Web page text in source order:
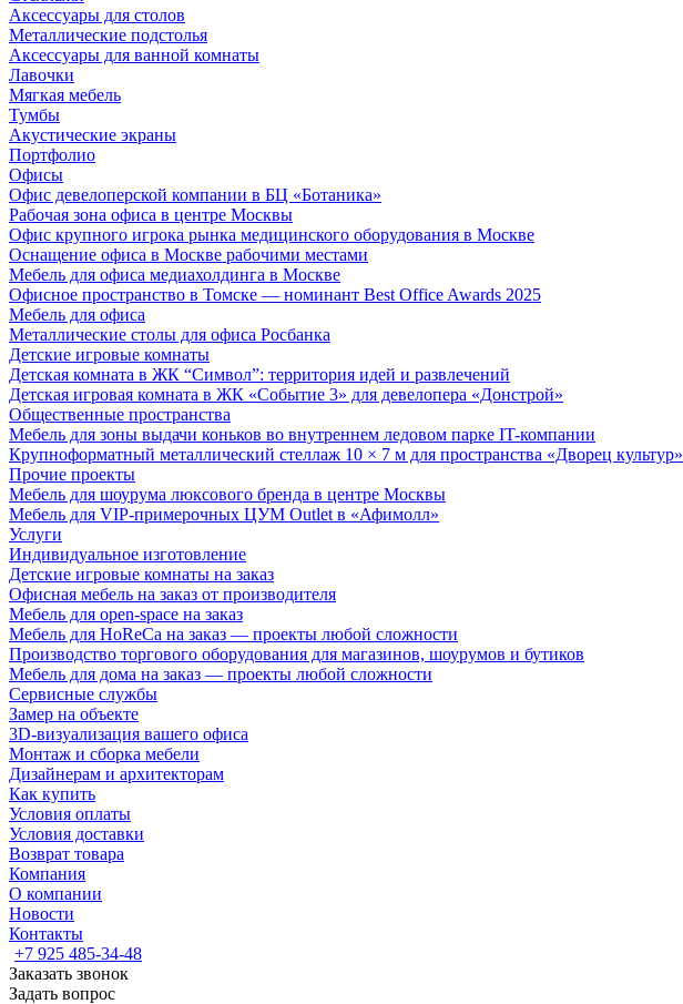
Аксессуары для столов
Металлические подстолья
Аксессуары для ванной комнаты
Лавочки
Мягкая мебель
Тумбы
Акустические экраны
Портфолио
Офисы
Офис девелоперской компании в БЦ «Ботаника»
Рабочая зона офиса в центре Москвы
Офис крупного игрока рынка медицинского оборудования в Москве
Оснащение офиса в Москве рабочими местами
Мебель для офиса медиахолдинга в Москве
Офисное пространство в Томске — номинант Best Office Awards 2025
Мебель для офиса
Металлические столы для офиса Росбанка
Детские игровые комнаты
Детская комната в ЖК “Символ”: территория идей и развлечений
Детская игровая комната в ЖК «Событие 3» для девелопера «Донстрой»
Общественные пространства
Мебель для зоны выдачи коньков во внутреннем ледовом парке IT-компании
Крупноформатный металлический стеллаж 10 × 7 м для пространства «Дворец культур»
Прочие проекты
Мебель для шоурума люксового бренда в центре Москвы
Мебель для VIP-примерочных ЦУМ Outlet в «Афимолл»
Услуги
Индивидуальное изготовление
Детские игровые комнаты на заказ
Офисная мебель на заказ от производителя
Мебель для open-space на заказ
Мебель для HoReCa на заказ — проекты любой сложности
Производство торгового оборудования для магазинов, шоурумов и бутиков
Мебель для дома на заказ — проекты любой сложности
Сервисные службы
Замер на объекте
3D-визуализация вашего офиса
Монтаж и сборка мебели
Дизайнерам и архитекторам
Как купить
Условия оплаты
Условия доставки
Возврат товара
Компания
О компании
Новости
Контакты
+7 925 485-34-48
Заказать звонок
Задать вопрос